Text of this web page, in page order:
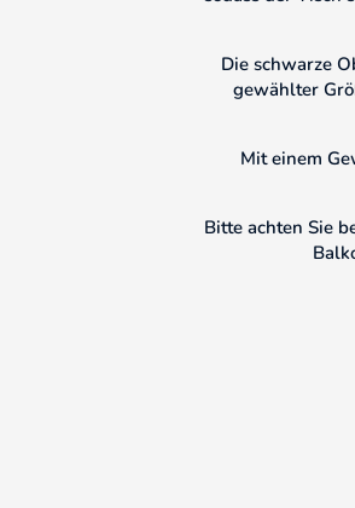
Die schwarze
gewählter
Mit einem
Bitte achten Sie